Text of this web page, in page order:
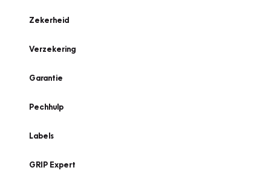
Zekerheid
Verzekering
Garantie
Pechhulp
Labels
GRIP Expert